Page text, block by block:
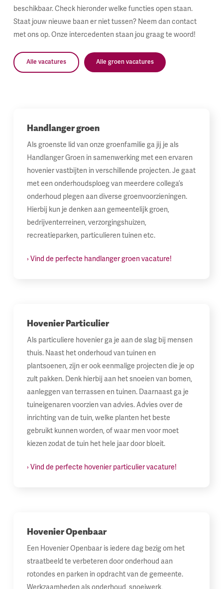
beschikbaar. Check hieronder welke functies open staan.
Staat jouw nieuwe baan er niet tussen? Neem dan contact
met ons op. Onze intercedenten staan jou graag te woord!
Alle vacatures Alle groen vacatures
Handlanger groen
Als groenste lid van onze groenfamilie ga jij je als
Handlanger Groen in samenwerking met een ervaren
hovenier vastbijten in verschillende projecten. Je gaat
met een onderhoudsploeg van meerdere collega’s
onderhoud plegen aan diverse groenvoorzieningen.
Hierbij kun je denken aan gemeentelijk groen,
bedrijventerreinen, verzorgingshuizen,
recreatieparken, particulieren tuinen etc.
› Vind de perfecte handlanger groen vacature!
Hovenier Particulier
Als particuliere hovenier ga je aan de slag bij mensen
thuis. Naast het onderhoud van tuinen en
plantsoenen, zijn er ook eenmalige projecten die je op
zult pakken. Denk hierbij aan het snoeien van bomen,
aanleggen van terrassen en tuinen. Daarnaast ga je
tuineigenaren voorzien van advies. Advies over de
inrichting van de tuin, welke planten het beste
gebruikt kunnen worden, of waar men voor moet
kiezen zodat de tuin het hele jaar door bloeit.
› Vind de perfecte hovenier particulier vacature!
Hovenier Openbaar
Een Hovenier Openbaar is iedere dag bezig om het
straatbeeld te verbeteren door onderhoud aan
rotondes en parken in opdracht van de gemeente.
Werkzaamheden als onderhoud, snoeiwerk,